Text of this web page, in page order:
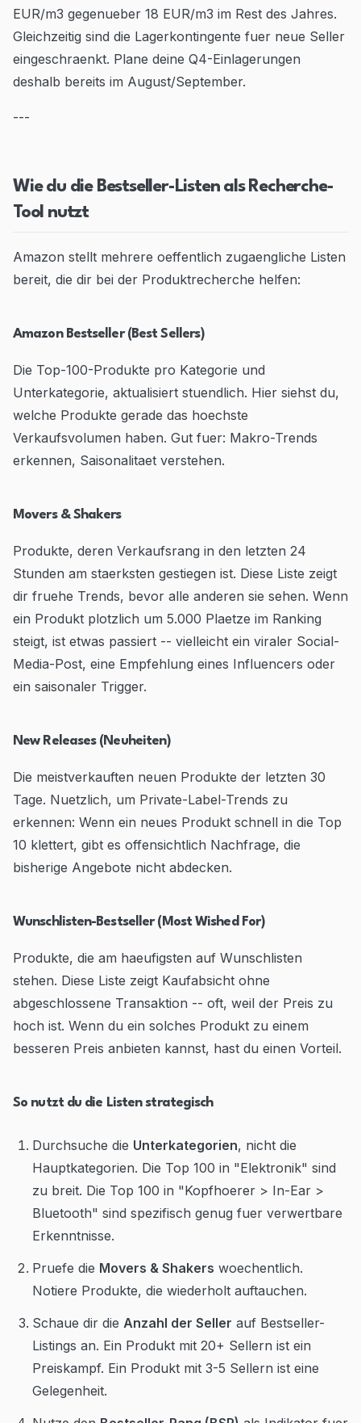
EUR/m3 gegenueber 18 EUR/m3 im Rest des Jahres.
Gleichzeitig sind die Lagerkontingente fuer neue Seller
eingeschraenkt. Plane deine Q4-Einlagerungen
deshalb bereits im August/September.
---
Wie du die Bestseller-Listen als Recherche-
Tool nutzt
Amazon stellt mehrere oeffentlich zugaengliche Listen
bereit, die dir bei der Produktrecherche helfen:
Amazon Bestseller (Best Sellers)
Die Top-100-Produkte pro Kategorie und
Unterkategorie, aktualisiert stuendlich. Hier siehst du,
welche Produkte gerade das hoechste
Verkaufsvolumen haben. Gut fuer: Makro-Trends
erkennen, Saisonalitaet verstehen.
Movers & Shakers
Produkte, deren Verkaufsrang in den letzten 24
Stunden am staerksten gestiegen ist. Diese Liste zeigt
dir fruehe Trends, bevor alle anderen sie sehen. Wenn
ein Produkt plotzlich um 5.000 Plaetze im Ranking
steigt, ist etwas passiert -- vielleicht ein viraler Social-
Media-Post, eine Empfehlung eines Influencers oder
ein saisonaler Trigger.
New Releases (Neuheiten)
Die meistverkauften neuen Produkte der letzten 30
Tage. Nuetzlich, um Private-Label-Trends zu
erkennen: Wenn ein neues Produkt schnell in die Top
10 klettert, gibt es offensichtlich Nachfrage, die
bisherige Angebote nicht abdecken.
Wunschlisten-Bestseller (Most Wished For)
Produkte, die am haeufigsten auf Wunschlisten
stehen. Diese Liste zeigt Kaufabsicht ohne
abgeschlossene Transaktion -- oft, weil der Preis zu
hoch ist. Wenn du ein solches Produkt zu einem
besseren Preis anbieten kannst, hast du einen Vorteil.
So nutzt du die Listen strategisch
Durchsuche die Unterkategorien, nicht die
Hauptkategorien. Die Top 100 in "Elektronik" sind
zu breit. Die Top 100 in "Kopfhoerer > In-Ear >
Bluetooth" sind spezifisch genug fuer verwertbare
Erkenntnisse.
Pruefe die Movers & Shakers woechentlich.
Notiere Produkte, die wiederholt auftauchen.
Schaue dir die Anzahl der Seller auf Bestseller-
Listings an. Ein Produkt mit 20+ Sellern ist ein
Preiskampf. Ein Produkt mit 3-5 Sellern ist eine
Gelegenheit.